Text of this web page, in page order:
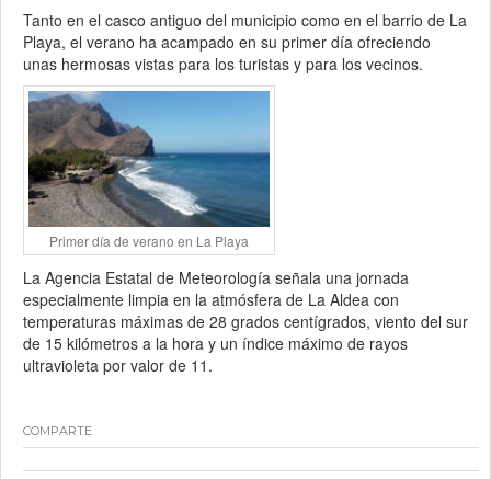
Tanto en el casco antiguo del municipio como en el barrio de La
Playa, el verano ha acampado en su primer día ofreciendo
unas hermosas vistas para los turistas y para los vecinos.
Primer día de verano en La Playa
La Agencia Estatal de Meteorología señala una jornada
especialmente limpia en la atmósfera de La Aldea con
temperaturas máximas de 28 grados centígrados, viento del sur
de 15 kilómetros a la hora y un índice máximo de rayos
ultravioleta por valor de 11.
COMPARTE